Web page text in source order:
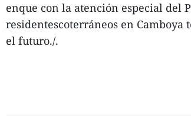
enque con la atención especial del
residentescoterráneos en
el futuro./.